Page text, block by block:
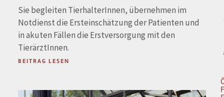
Sie begleiten TierhalterInnen, übernehmen im
Notdienst die Ersteinschätzung der Patienten und
in akuten Fällen die Erstversorgung mit den
TierärztInnen.
BEITRAG LESEN